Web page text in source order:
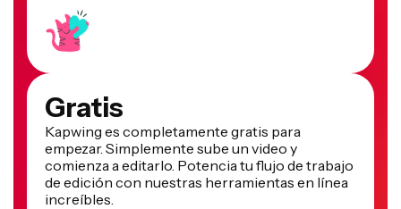
Gratis
Kapwing es completamente gratis para
empezar. Simplemente sube un video y
comienza a editarlo. Potencia tu flujo de trabajo
de edición con nuestras herramientas en línea
increíbles.